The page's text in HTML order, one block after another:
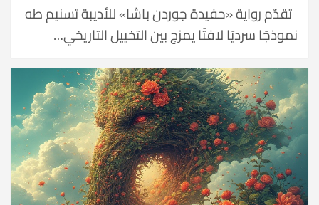
تقدّم رواية «حفيدة جوردن باشا» للأديبة تسنيم طه
نموذجًا سرديًا لافتًا يمزج بين التخييل التاريخي…